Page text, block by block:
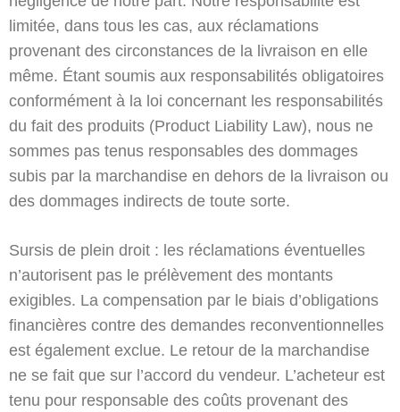
limitée, dans tous les cas, aux réclamations
provenant des circonstances de la livraison en elle
même. Étant soumis aux responsabilités obligatoires
conformément à la loi concernant les responsabilités
du fait des produits (Product Liability Law), nous ne
sommes pas tenus responsables des dommages
subis par la marchandise en dehors de la livraison ou
des dommages indirects de toute sorte.
Sursis de plein droit : les réclamations éventuelles
n’autorisent pas le prélèvement des montants
exigibles. La compensation par le biais d’obligations
financières contre des demandes reconventionnelles
est également exclue. Le retour de la marchandise
ne se fait que sur l’accord du vendeur. L’acheteur est
tenu pour responsable des coûts provenant des